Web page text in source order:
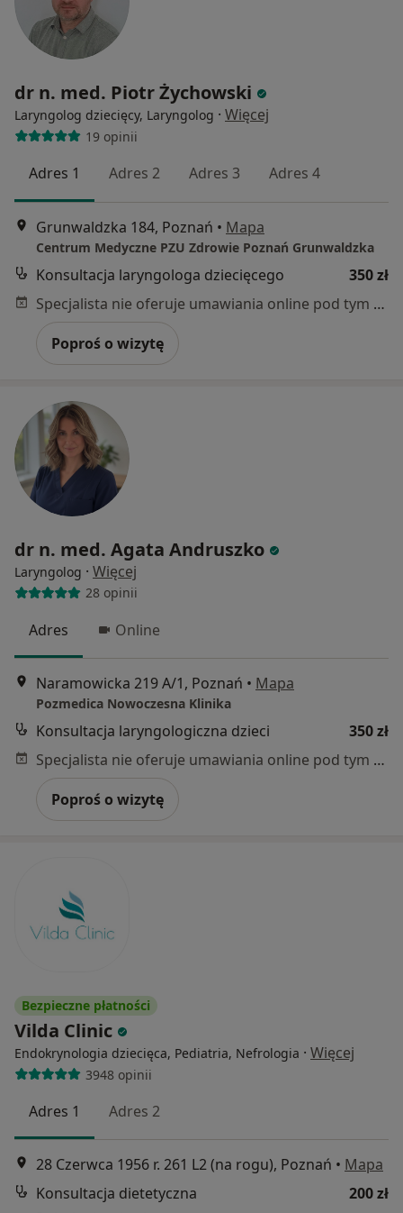
dr n. med. Piotr Żychowski
Laryngolog dziecięcy, Laryngolog · Więcej
19 opinii
Adres 1 Adres 2 Adres 3 Adres 4
Grunwaldzka 184, Poznań • Mapa
Centrum Medyczne PZU Zdrowie Poznań Grunwaldzka
Konsultacja laryngologa dziecięcego
350 zł
Specjalista nie oferuje umawiania online pod tym adresem.
Poproś o wizytę
dr n. med. Agata Andruszko
Laryngolog · Więcej
28 opinii
Adres Online
Naramowicka 219 A/1, Poznań • Mapa
Pozmedica Nowoczesna Klinika
Konsultacja laryngologiczna dzieci
350 zł
Specjalista nie oferuje umawiania online pod tym adresem.
Poproś o wizytę
Bezpieczne płatności
Vilda Clinic
Endokrynologia dziecięca, Pediatria, Nefrologia · Więcej
3948 opinii
Adres 1 Adres 2
28 Czerwca 1956 r. 261 L2 (na rogu), Poznań • Mapa
Konsultacja dietetyczna
200 zł